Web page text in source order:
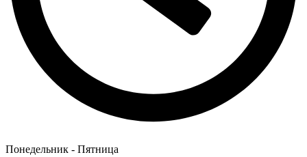
Понедельник - Пятница